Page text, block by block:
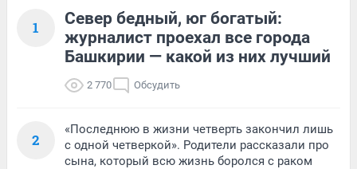
1
Север бедный, юг богатый:
журналист проехал все города
Башкирии — какой из них лучший
2 770 Обсудить
2
«Последнюю в жизни четверть закончил лишь
с одной четверкой». Родители рассказали про
сына, который всю жизнь боролся с раком